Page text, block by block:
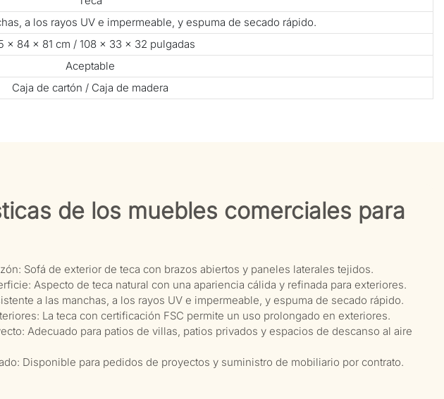
a los rayos UV e impermeable, y espuma de secado rápido.
× 84 × 81 cm / 108 × 33 × 32 pulgadas
Aceptable
Caja de cartón / Caja de madera
de los muebles comerciales para
Sofá de exterior de teca con brazos abiertos y paneles laterales tejidos.
Aspecto de teca natural con una apariencia cálida y refinada para exteriores.
a las manchas, a los rayos UV e impermeable, y espuma de secado rápido.
La teca con certificación FSC permite un uso prolongado en exteriores.
Adecuado para patios de villas, patios privados y espacios de descanso al aire
Disponible para pedidos de proyectos y suministro de mobiliario por contrato.